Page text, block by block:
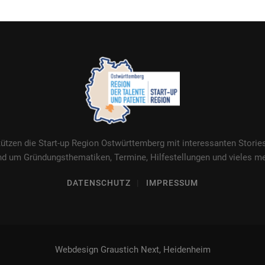
die Start-up Region Ostwürttemberg mit interessanten
um Gründungsthematiken, Termine, Hilfestellungen und vieles
DATENSCHUTZ IMPRESSUM
Webdesign Graustich Next, Heidenheim